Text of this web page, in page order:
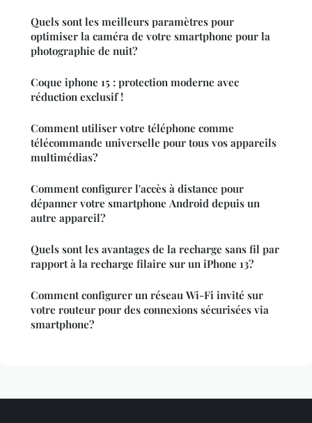
Quels sont les meilleurs paramètres pour
optimiser la caméra de votre smartphone pour la
photographie de nuit?
Coque iphone 15 : protection moderne avec
réduction exclusif !
Comment utiliser votre téléphone comme
télécommande universelle pour tous vos appareils
multimédias?
Comment configurer l'accès à distance pour
dépanner votre smartphone Android depuis un
autre appareil?
Quels sont les avantages de la recharge sans fil par
rapport à la recharge filaire sur un iPhone 13?
Comment configurer un réseau Wi-Fi invité sur
votre routeur pour des connexions sécurisées via
smartphone?